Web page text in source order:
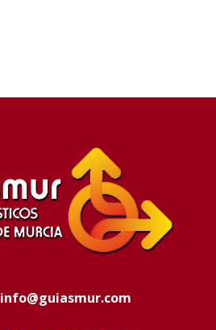
info@guiasmur.com